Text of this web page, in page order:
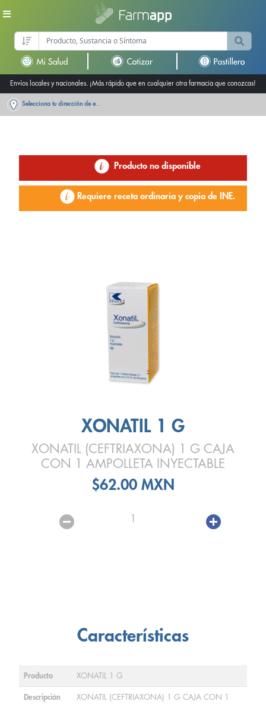
Envíos locales y nacionales. ¡Más rápido que en cualquier otra farmacia que conozcas!
Selecciona tu dirección de entrega
Producto no disponible
Requiere receta ordinaria y copia de INE.
XONATIL 1 G
XONATIL (CEFTRIAXONA) 1 G CAJA
CON 1 AMPOLLETA INYECTABLE
$62.00 MXN
1
Características
Producto XONATIL 1 G
Descripción
XONATIL (CEFTRIAXONA) 1 G CAJA CON 1